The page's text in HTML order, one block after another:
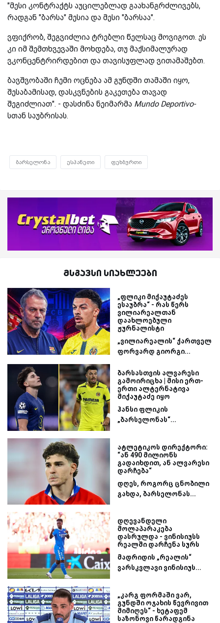
"მესი კონტრაქტს აუცილებლად გაახანგრძლივებს,
რადგან "ბარსა" მესია და მესი "ბარსაა".
ვფიქრობ, შეგვიძლია ტრებლი წელსაც მოვიგოთ. ეს
კი იმ შემთხვევაში მოხდება, თუ მაქსიმალურად
ვკონცენტრირდებით და თავისუფლად ვითამაშებთ.
ბავშვობაში ჩემი ოცნება ამ გუნდში თამაში იყო,
შესაბამისად, დასკვნების გაკეთება თავად
შეგიძლიათ". - დასძინა ნეიმარმა Mundo Deportivo-
სთან საუბრისას.
ბარსელონა ესპანეთი ფეხბურთი
მსგავსი სიახლეები
„ფლიკი მიქაუტაძეს
ესაუბრა“ - რას წერს
ვილიარეალთან
დაახლოებული
ჟურნალისტი
„ვილიარეალის“ ქართველ
ფორვარდ გიორგი...
ბარსასთვის ალვარესი
გამოირიცხა | მისი ერთ-
ერთი ალტერნატივა
მიქაუტაძე იყო
ჰანსი ფლიკის
„ბარსელონას“...
ატლეტიკოს დირექტორი:
“ან 490 მილიონს
გადაიხდით, ან ალვარესი
დარჩება“
დღეს, როგორც ცნობილი
გახდა, ბარსელონას...
დღევანდელი
მოლაპარაკება
დასრულდა - ვინისიუსს
რეალში დარჩენა სურს
მადრიდის „რეალის“
ვარსკვლავი ვინისიუს...
„კარგ ფორმაში ვარ,
გუნდში ოჯახის წევრივით
მიმიღეს“ - ხეტაფემ
საზონოვი წარადგინა